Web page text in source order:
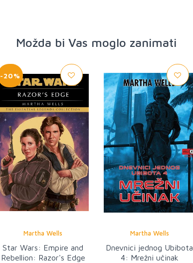
Možda bi Vas moglo zanimati
-20%
Martha Wells
Star Wars: Empire and
Rebellion: Razor's Edge
Martha Wells
Dnevnici jednog Ubibota
4: Mrežni učinak